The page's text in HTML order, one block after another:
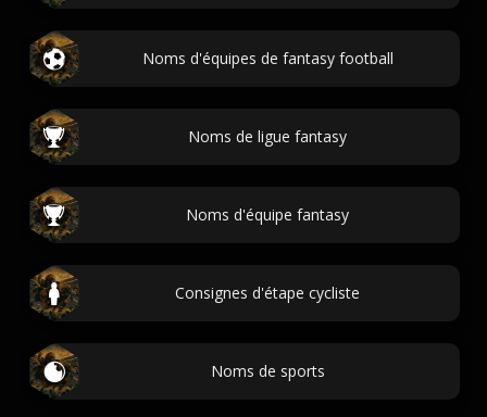
Noms d'équipes de fantasy football
Noms de ligue fantasy
Noms d'équipe fantasy
Consignes d'étape cycliste
Noms de sports